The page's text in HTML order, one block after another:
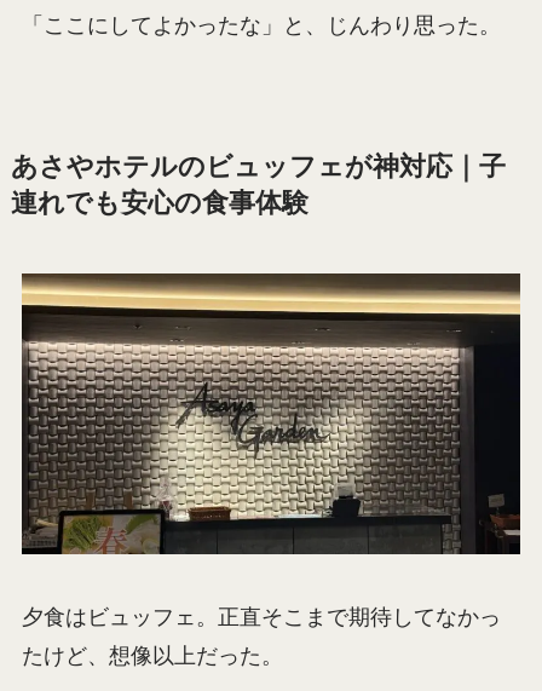
「ここにしてよかったな」と、じんわり思った。
あさやホテルのビュッフェが神対応｜子
連れでも安心の食事体験
夕食はビュッフェ。正直そこまで期待してなかっ
たけど、想像以上だった。